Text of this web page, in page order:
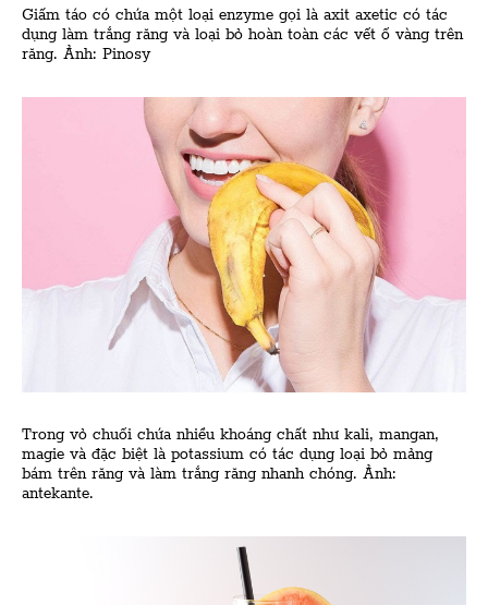
Giấm táo có chứa một loại enzyme gọi là axit axetic có tác
dụng làm trắng răng và loại bỏ hoàn toàn các vết ố vàng trên
răng. Ảnh: Pinosy
Trong vỏ chuối chứa nhiều khoáng chất như kali, mangan,
magie và đặc biệt là potassium có tác dụng loại bỏ mảng
bám trên răng và làm trắng răng nhanh chóng. Ảnh:
antekante.